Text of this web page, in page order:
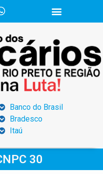
Banco do Brasil
Bradesco
Itaú
30